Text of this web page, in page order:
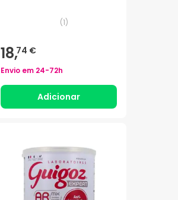
(1)
18,74 €
Envio em 24-72h
Adicionar